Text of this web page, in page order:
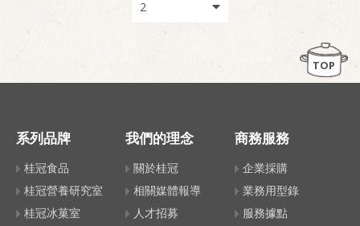
TOP
系列品牌
桂冠食品
桂冠營養研究室
桂冠冰菓室
我們的理念
關於桂冠
相關媒體報導
人才招募
商務服務
企業採購
業務用型錄
服務據點